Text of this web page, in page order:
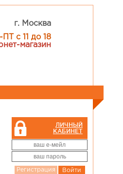
г. Москва
ПТ с 11 до 18
магазин
ЛИЧНЫЙ
КАБИНЕТ
Регистрация
Войти